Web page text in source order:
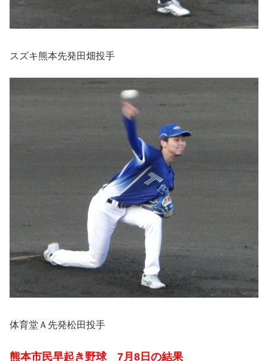
スズキ熊本先発田畑投手
体育堂Ａ先発松田投手
熊本市民早起き野球 7月8日の結果